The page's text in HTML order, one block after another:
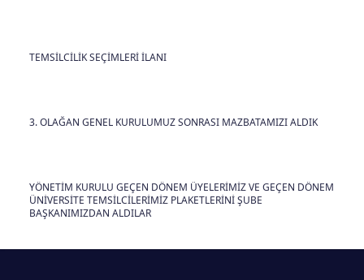
TEMSİLCİLİK SEÇİMLERİ İLANI
3. OLAĞAN GENEL KURULUMUZ SONRASI MAZBATAMIZI ALDIK
YÖNETİM KURULU GEÇEN DÖNEM ÜYELERİMİZ VE GEÇEN DÖNEM
ÜNİVERSİTE TEMSİLCİLERİMİZ PLAKETLERİNİ ŞUBE
BAŞKANIMIZDAN ALDILAR